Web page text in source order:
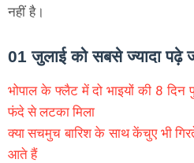
नहीं है।
01 जुलाई को सबसे ज्यादा पढ़े
भोपाल के फ्लैट में दो भाइयों की 8 दिन
फंदे से लटका मिला
क्या सचमुच बारिश के साथ केंचुए भी
आते हैं